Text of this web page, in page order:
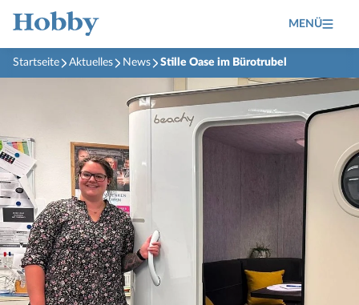
MENÜ
Startseite Aktuelles News Stille Oase im Bürotrubel